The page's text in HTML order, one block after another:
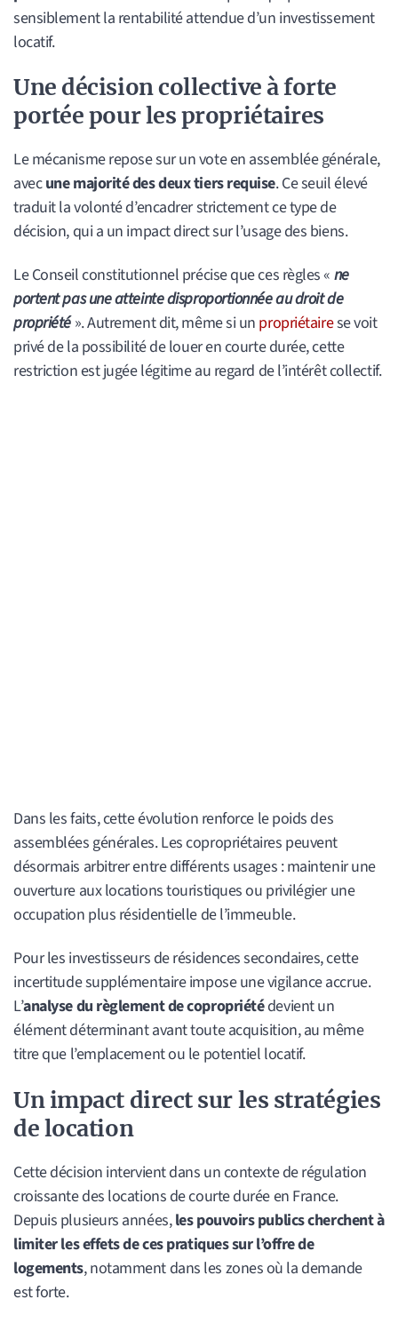
sensiblement la rentabilité attendue d’un investissement
locatif.
Une décision collective à forte
portée pour les propriétaires
Le mécanisme repose sur un vote en assemblée générale,
avecune majorité des deux tiers requise. Ce seuil élevé
traduit la volonté d’encadrer strictement ce type de
décision, qui a un impact direct sur l’usage des biens.
Le Conseil constitutionnel précise que ces règles « ne
portent pas une atteinte disproportionnée au droit de
propriété». Autrement dit, même si un propriétairese voit
privé de la possibilité de louer en courte durée, cette
restriction est jugée légitime au regard de l’intérêt collectif.
Dans les faits, cette évolution renforce le poids des
assemblées générales. Les copropriétaires peuvent
désormais arbitrer entre différents usages : maintenir une
ouverture aux locations touristiques ou privilégier une
occupation plus résidentielle de l’immeuble.
Pour les investisseurs de résidences secondaires, cette
incertitude supplémentaire impose une vigilance accrue.
L’analyse du règlement de copropriétédevient un
élément déterminant avant toute acquisition, au même
titre que l’emplacement ou le potentiel locatif.
Un impact direct sur les stratégies
de location
Cette décision intervient dans un contexte de régulation
croissante des locations de courte durée en France.
Depuis plusieurs années,les pouvoirs publics cherchent à
limiter les effets de ces pratiques sur l’offre de
logements, notamment dans les zones où la demande
est forte.